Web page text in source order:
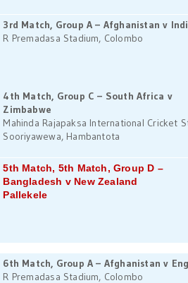
3rd Match, Group A – Afghanistan v
R Premadasa Stadium, Colombo
4th Match, Group C – South Africa v
Zimbabwe
Mahinda Rajapaksa International Cricket
Sooriyawewa, Hambantota
5th Match, 5th Match, Group D –
Bangladesh v New Zealand
Pallekele
6th Match, Group A – Afghanistan v
R Premadasa Stadium, Colombo